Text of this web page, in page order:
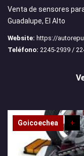
Venta de sensores
Guadalupe, El Alto
Website: https://
Teléfono: 2245-2939 /
Goicoechea +